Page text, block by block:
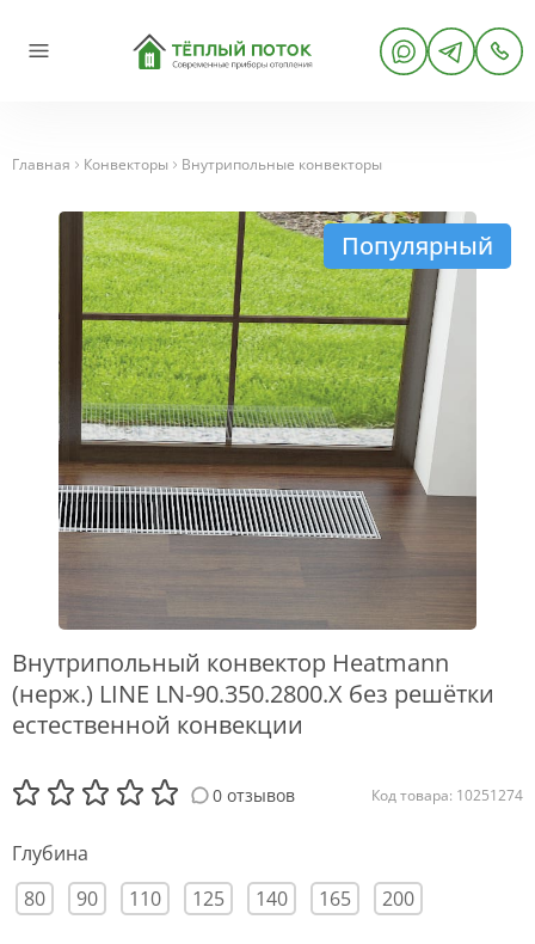
Главная Конвекторы Внутрипольные конвекторы
Популярный
Внутрипольный конвектор Heatmann
(нерж.) LINE LN-90.350.2800.X без решётки
естественной конвекции
0 отзывов Код товара: 10251274
Глубина
80
90 110 125 140 165 200